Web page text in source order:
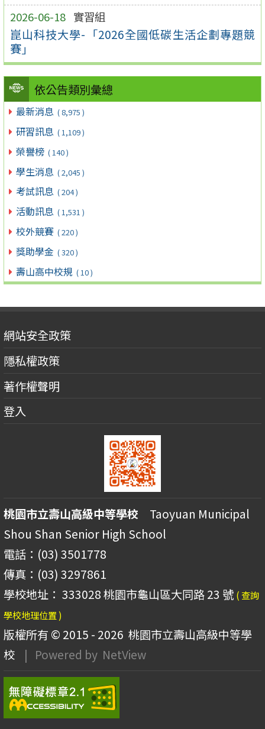
2026-06-18 實習組
崑山科技大學-「2026全國低碳生活企劃專題競
賽」
依公告類別彙總
最新消息 ( 8,975 )
研習訊息 ( 1,109 )
榮譽榜 ( 140 )
學生消息 ( 2,045 )
考試訊息 ( 204 )
活動訊息 ( 1,531 )
校外競賽 ( 220 )
獎助學金 ( 320 )
壽山高中校規 ( 10 )
網站安全政策
隱私權政策
著作權聲明
登入
桃園市立壽山高級中等學校 Taoyuan Municipal
Shou Shan Senior High School
電話：(03) 3501778
傳真：(03) 3297861
學校地址： 333028 桃園市龜山區大同路 23 號 ( 查詢
學校地理位置 )
版權所有 © 2015 - 2026 桃園市立壽山高級中等學
校
| Powered by NetView